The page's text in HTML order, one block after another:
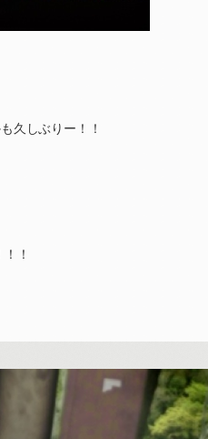
久しぶりー！！
！